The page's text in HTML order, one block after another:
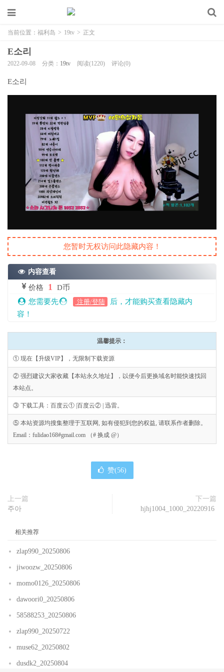
当前位置： 福利岛 > 19tv > 正文
E소리
2022-09-08 分类： 19tv 阅读(1220) 评论(0)
E소리
您暂时无权访问此隐藏内容！
内容查看
价格 1
D币
您需要先
注册/登陆
后，才能购买查看隐藏内
容！
温馨提示：
① 现在【升级VIP】，无限制下载资源
② 强烈建议大家收藏【本站永久地址】，以便今后更换域名时能快速找回
本站点。
③ 下载工具：百度云① |百度云② | 迅雷。
⑤ 本站资源均搜集整理于互联网, 如有侵犯到您的权益, 请联系作者删除。
Email：fulidao168#gmail.com （# 换成 @）
赞(56)
上一篇
주아
下一篇
hjhj1004_1000_20220916
相关推荐
zlap990_20250806
jiwoozw_20250806
momo0126_20250806
dawoori0_20250806
58588253_20250806
zlap990_20250722
muse62_20250802
dusdk2_20250804